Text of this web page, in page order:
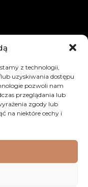
z technologii,
uzyskiwania dostępu
pozwoli nam
przeglądania lub
zgody lub
na niektóre cechy i
zastrzeżone.